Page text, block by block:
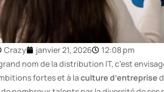
Crazy janvier 21, 2026
12:08 pm
nom de la distribution IT, c’est
fortes et à laculture d’entreprise